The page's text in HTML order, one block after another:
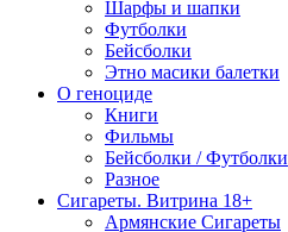
Шарфы и шапки
Футболки
Бейсболки
Этно масики балетки
О геноциде
Книги
Фильмы
Бейсболки / Футболки
Разное
Сигареты. Витрина 18+
Армянские Сигареты